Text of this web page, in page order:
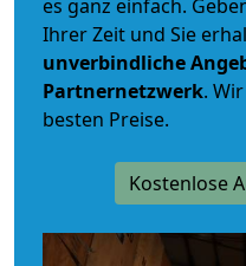
es ganz einfach.
Ihrer Zeit und Sie
unverbindliche
Partnernetzwerk.
besten Preise.
Kostenlose